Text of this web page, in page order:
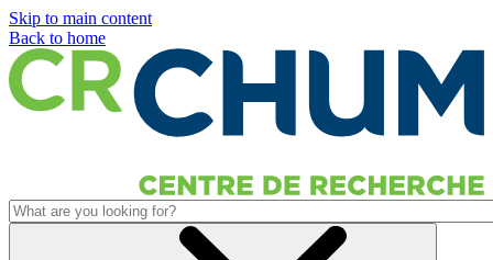
Skip to main content
Back to home